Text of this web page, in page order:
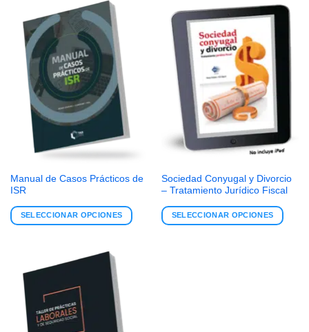
Manual de Casos Prácticos de
ISR
SELECCIONAR OPCIONES
Sociedad Conyugal y Divorcio
– Tratamiento Jurídico Fiscal
SELECCIONAR OPCIONES